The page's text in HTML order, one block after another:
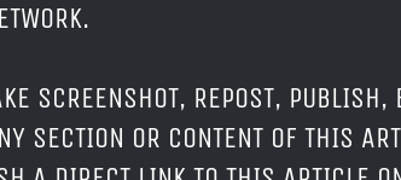
SCREENSHOT, REPOST,
SECTION OR CONTENT OF THIS